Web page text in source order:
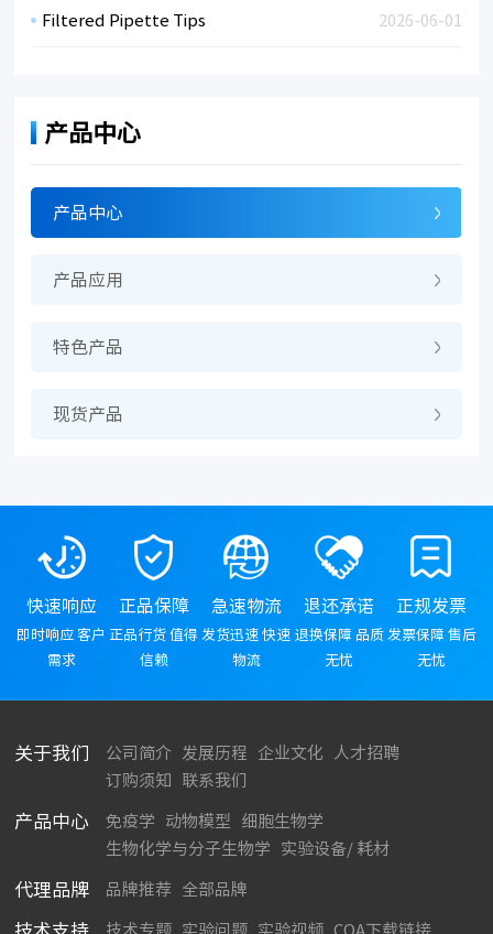
2026-06-01
Filtered Pipette Tips
产品中心
产品中心
产品应用
特色产品
现货产品
快速响应
即时响应 客户
需求
正品保障
正品行货 值得
信赖
急速物流
发货迅速 快速
物流
退还承诺
退换保障 品质
无忧
正规发票
发票保障 售后
无忧
关于我们 公司简介 发展历程 企业文化
人才招聘
订购须知
联系我们
产品中心 免疫学 动物模型
细胞生物学
生物化学与分子生物学
实验设备/ 耗材
代理品牌 品牌推荐 全部品牌
技术支持 技术专题 实验问题 实验视频 COA下载链接